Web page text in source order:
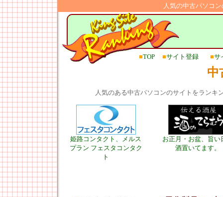
人気の中古パソコ
■TOP ■サイト登録 ■サ
中
人気のある中古パソコンのサイトをランキ
姫路コンタクト、メルス
プラン フェスタコンタク
ト
お正月・お盆、旨い
酒置いてます。